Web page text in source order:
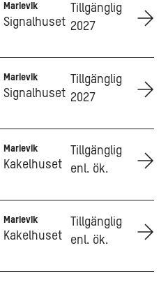
Marievik
Signalhuset
Tillgänglig
2027
Marievik
Signalhuset
Tillgänglig
2027
Marievik
Kakelhuset
Tillgänglig
enl. ök.
Marievik
Kakelhuset
Tillgänglig
enl. ök.